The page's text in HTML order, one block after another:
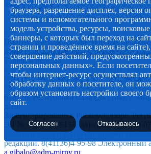
Прогноз погоды, статистическая
данные по коронавирусу, обновляются в
7 дней в неделю.
© 2012-2020 Наименование СМИ:
Учредитель Администрация
"Мирнинский район" РС (Я)
678170, Республика Саха (Якутия), г.
д.19.
Зарегистрировано в Роскомнадзоре.
ЭЛ № ФС 77 - 75158, дата регистрации
Главный редактор Гибало Андрей
редакции. 8(41136)4-95-98 Электронный
a.gibalo@adm-mirny.ru
браузера, разрешение дисплея, версия
системы и вспомогательного
модель устройства, ресурсы,
баннеры, с которых был переход на
страниц и проведённое время на
совершение действий,
персональных данных». Если
чтобы интернет-ресурс осуществлял
обработку данных о посетителе, он
образом установить настройки своего
сайт.
Согласен Отказываюсь